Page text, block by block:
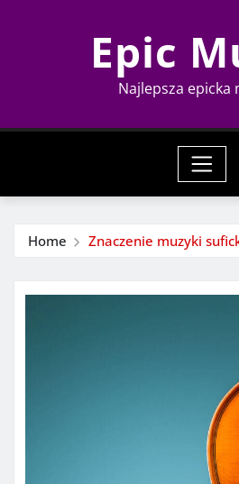
Epic
Najlepsza epicka
Home Znaczenie muzyki